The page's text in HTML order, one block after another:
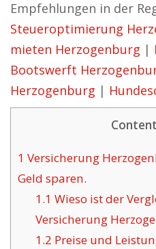
Empfehlungen in der
Steueroptimierung
mieten Herzogenburg |
Bootswerft
Herzogenburg |
1 Versicherung
Geld sparen.
1.1 Wieso ist der
Versicherung
1.2 Preise und